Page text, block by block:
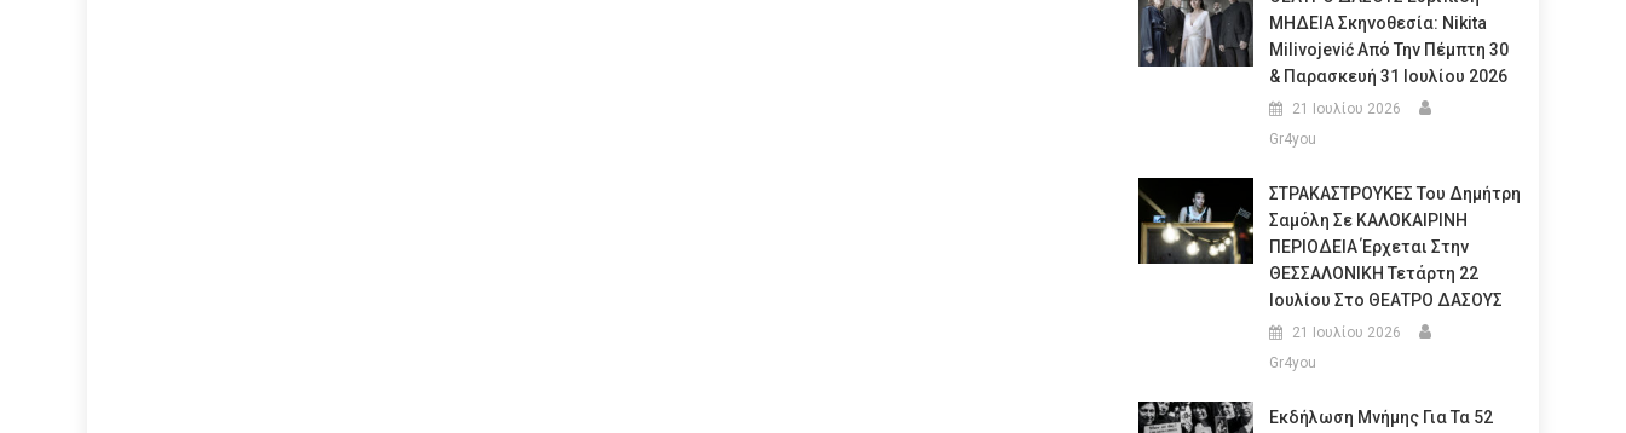
ΜΗΔΕΙΑ Σκηνοθεσία: Nikita
Milivojević Από Την Πέμπτη 30
& Παρασκευή 31 Ιουλίου 2026
21 Ιουλίου 2026
Gr4you
ΣΤΡΑΚΑΣΤΡΟΥΚΕΣ Του Δημήτρη
Σαμόλη Σε ΚΑΛΟΚΑΙΡΙΝΗ
ΠΕΡΙΟΔΕΙΑ Έρχεται Στην
ΘΕΣΣΑΛΟΝΙΚΗ Τετάρτη 22
Ιουλίου Στο ΘΕΑΤΡΟ ΔΑΣΟΥΣ
21 Ιουλίου 2026
Gr4you
Εκδήλωση Μνήμης Για Τα 52